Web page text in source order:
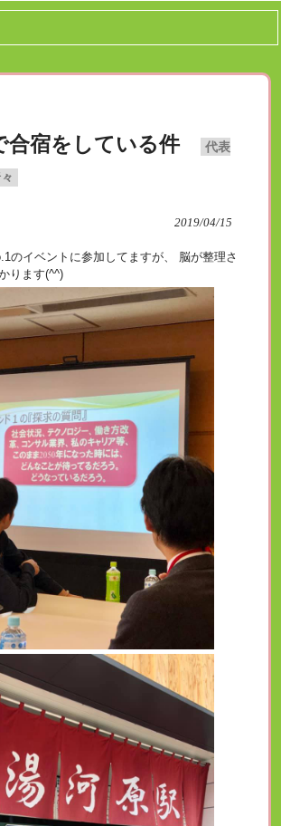
合宿をしている件 代表
2019/04/15
のイベントに参加してますが、 脳が整理さ
ります(^^)